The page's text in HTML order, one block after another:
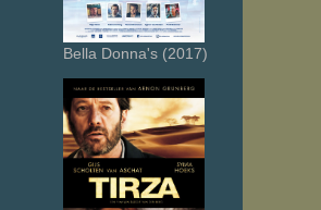
Bella Donna's (2017)